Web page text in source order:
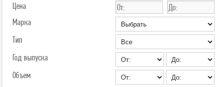
Цена
Марка
Тип
Год выпуска
Объем